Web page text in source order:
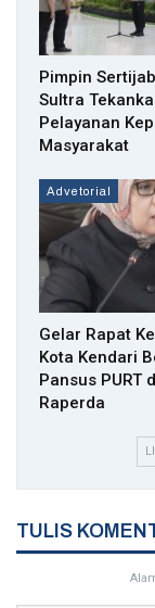
Pimpin
Sultra
Pelayanan
Masyarakat
Advetorial
Gelar Rapat
Kota Kendari
Pansus PURT
Raperda
TULIS